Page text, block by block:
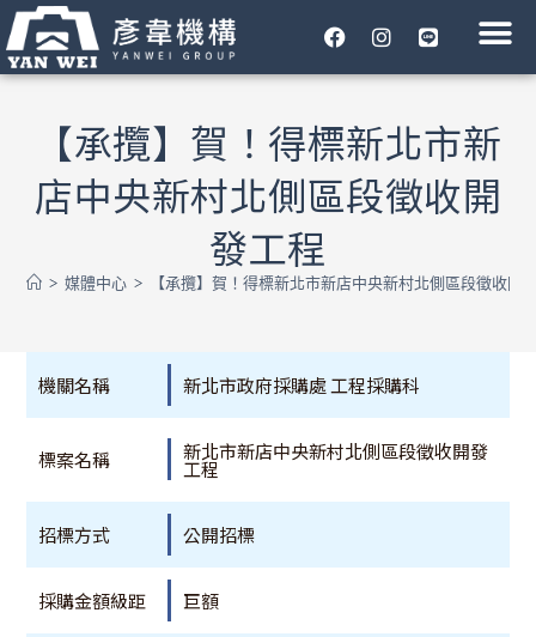
【承攬】賀！得標新北市新
店中央新村北側區段徵收開
發工程
> 媒體中心 > 【承攬】賀！得標新北市新店中央新村北側區段徵收開
機關名稱 新北市政府採購處 工程採購科
標案名稱 新北市新店中央新村北側區段徵收開發
工程
招標方式 公開招標
採購金額級距 巨額